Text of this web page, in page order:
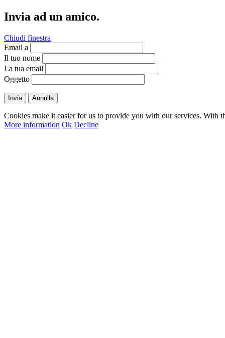
Invia ad un amico.
Chiudi finestra
Email a
Il tuo nome
La tua email
Oggetto
Invia Annulla
Cookies make it easier for us to provide you with our services. With
More information Ok Decline